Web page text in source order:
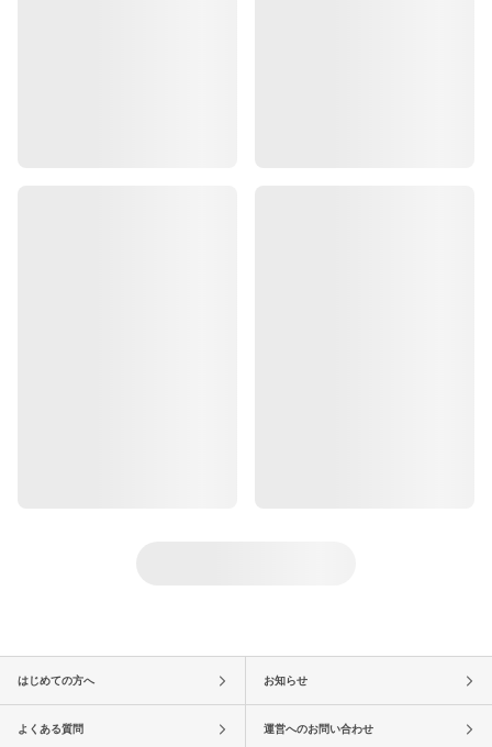
はじめての方へ お知らせ
よくある質問 運営へのお問い合わせ